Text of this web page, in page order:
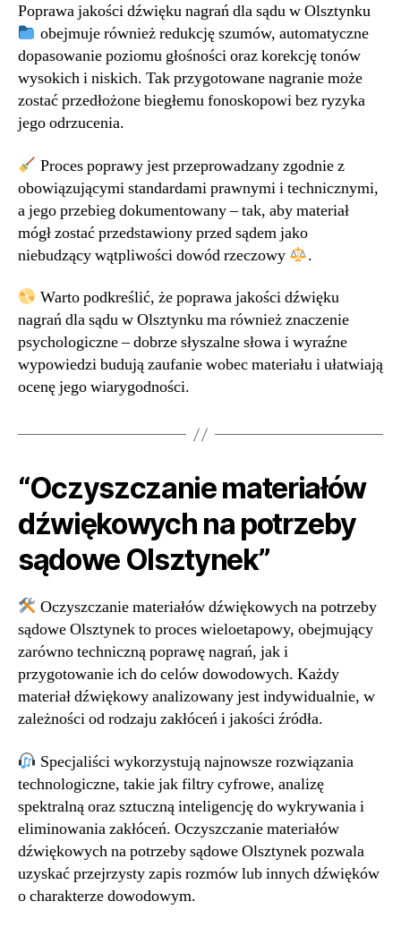
Poprawa jakości dźwięku nagrań dla sądu w Olsztynku
obejmuje również redukcję szumów, automatyczne
dopasowanie poziomu głośności oraz korekcję tonów
wysokich i niskich. Tak przygotowane nagranie może
zostać przedłożone biegłemu fonoskopowi bez ryzyka
jego odrzucenia.
Proces poprawy jest przeprowadzany zgodnie z
obowiązującymi standardami prawnymi i technicznymi,
a jego przebieg dokumentowany – tak, aby materiał
mógł zostać przedstawiony przed sądem jako
niebudzący wątpliwości dowód rzeczowy
.
Warto podkreślić, że poprawa jakości dźwięku
nagrań dla sądu w Olsztynku ma również znaczenie
psychologiczne – dobrze słyszalne słowa i wyraźne
wypowiedzi budują zaufanie wobec materiału i ułatwiają
ocenę jego wiarygodności.
“Oczyszczanie materiałów
dźwiękowych na potrzeby
sądowe Olsztynek”
Oczyszczanie materiałów dźwiękowych na potrzeby
sądowe Olsztynek to proces wieloetapowy, obejmujący
zarówno techniczną poprawę nagrań, jak i
przygotowanie ich do celów dowodowych. Każdy
materiał dźwiękowy analizowany jest indywidualnie, w
zależności od rodzaju zakłóceń i jakości źródła.
Specjaliści wykorzystują najnowsze rozwiązania
technologiczne, takie jak filtry cyfrowe, analizę
spektralną oraz sztuczną inteligencję do wykrywania i
eliminowania zakłóceń. Oczyszczanie materiałów
dźwiękowych na potrzeby sądowe Olsztynek pozwala
uzyskać przejrzysty zapis rozmów lub innych dźwięków
o charakterze dowodowym.